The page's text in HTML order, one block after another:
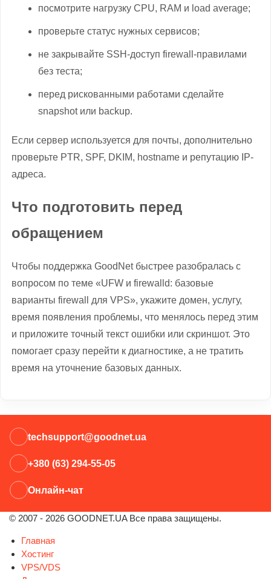
посмотрите нагрузку CPU, RAM и load average;
проверьте статус нужных сервисов;
не закрывайте SSH-доступ firewall-правилами
без теста;
перед рискованными работами сделайте
snapshot или backup.
Если сервер используется для почты, дополнительно
проверьте PTR, SPF, DKIM, hostname и репутацию IP-
адреса.
Что подготовить перед
обращением
Чтобы поддержка GoodNet быстрее разобралась с
вопросом по теме «UFW и firewalld: базовые
варианты firewall для VPS», укажите домен, услугу,
время появления проблемы, что менялось перед этим
и приложите точный текст ошибки или скриншот. Это
помогает сразу перейти к диагностике, а не тратить
время на уточнение базовых данных.
techsupport@goodnet.ua
+380 (63) 294-55-05
Онлайн-чат
© 2007 - 2026 GOODNET.UA Все права защищены.
Главная
Хостинг
VPS/VDS